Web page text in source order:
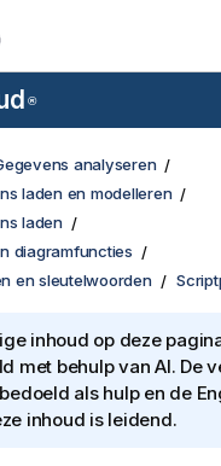
®
analyseren
laden en modelleren
laden
diagramfuncties
en sleutelwoorden
inhoud op deze
met behulp van AI. De
als hulp en de
inhoud is leidend.